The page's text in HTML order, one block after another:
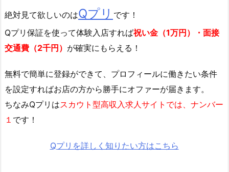
絶対見て欲しいのはQプリ です！
Qプリ保証を使って体験入店すれば祝い金（1万円）・面接
交通費（2千円） が確実にもらえる！
無料で簡単に登録ができて、プロフィールに働きたい条件
を設定すればお店の方から勝手にオファーが届きます。
ちなみQプリはスカウト型高収入求人サイトでは、ナンバー
１ です！
Qプリを詳しく知りたい方はこちら